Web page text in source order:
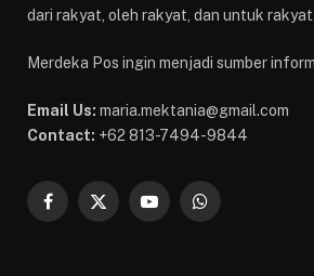
dari rakyat, oleh rakyat, dan untuk rakyat.
Merdeka Pos ingin menjadi sumber
Email Us: maria.mektania@gmail.com
Contact: +62 813-7494-9844
Facebook
X
YouTubeWhatsApp